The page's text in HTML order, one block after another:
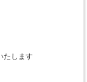
たします